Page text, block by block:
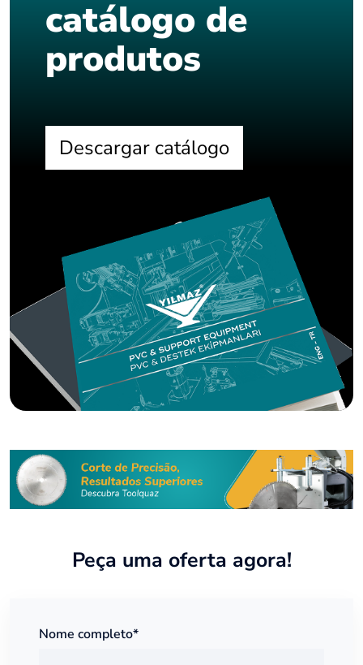
catálogo de
produtos
Descargar catálogo
Peça uma oferta agora!
Nome completo*